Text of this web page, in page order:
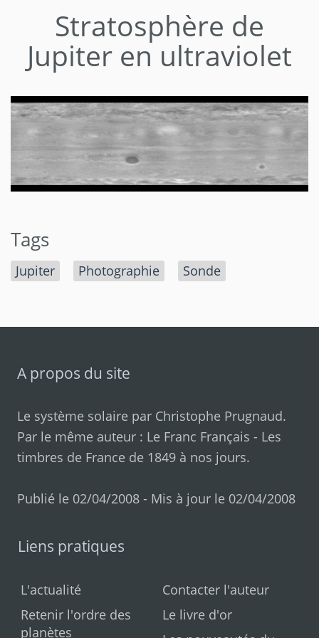
Stratosphère de
Jupiter en ultraviolet
Tags
Jupiter Photographie Sonde
A propos du site
Le système solaire par Christophe Prugnaud.
Par le même auteur : Le Franc Français - Les
timbres de France de 1849 à nos jours.
Publié le 02/04/2008 - Mis à jour le 02/04/2008
Liens pratiques
L'actualité
Retenir l'ordre des
planètes
Contacter l'auteur
Le livre d'or